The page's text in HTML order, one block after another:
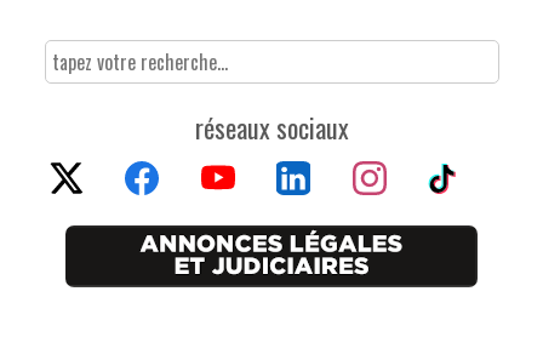
réseaux sociaux